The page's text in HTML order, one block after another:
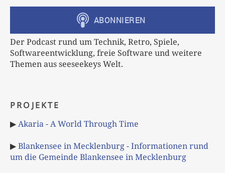
Der Podcast rund um Technik, Retro, Spiele,
Softwareentwicklung, freie Software und weitere
Themen aus seeseekeys Welt.
PROJEKTE
▶Akaria - A World Through Time
▶Blankensee in Mecklenburg - Informationen rund
um die Gemeinde Blankensee in Mecklenburg